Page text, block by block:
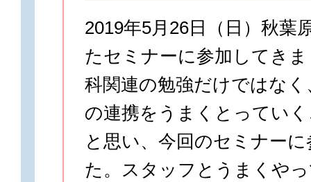
2019年5月26日（日）秋葉
たセミナーに参加してき
科関連の勉強だけではな
の連携をうまくとってい
と思い、今回のセミナー
た。スタッフとうまくや